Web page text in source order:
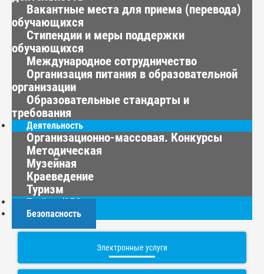
Вакантные места для приема (перевода)
обучающихся
Стипендии и меры поддержки
обучающихся
Международное сотрудничество
Организация питания в образовательной
организации
Образовательные стандарты и
требования
Деятельность
Организационно-массовая. Конкурсы
Методическая
Музейная
Краеведение
Туризм
Приём в ЦДО
Безопасность
Электронные услуги